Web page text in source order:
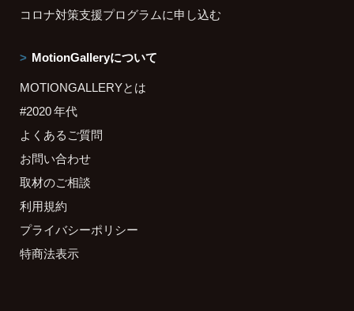
コロナ対策支援プログラムに申し込む
MotionGalleryについて
MOTIONGALLERYとは
#2020 年代
よくあるご質問
お問い合わせ
取材のご相談
利用規約
プライバシーポリシー
特商法表示